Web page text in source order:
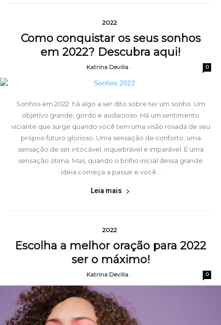
2022
Como conquistar os seus sonhos
em 2022? Descubra aqui!
Katrina Devilla - 0
Sonhos em 2022: há algo a ser dito sobre ter um sonho. Um
objetivo grande, gordo e audacioso. Há um sentimento
viciante que surge quando você tem uma visão rosada de seu
próprio futuro glorioso. Uma sensação de conforto, uma
sensação de ser intocável, inquebrável e imparável. É uma
sensação ótima. Mas, quando o brilho inicial dessa grande
ideia começa a passar e você...
Leia mais
2022
Escolha a melhor oração para 2022
ser o máximo!
Katrina Devilla - 0